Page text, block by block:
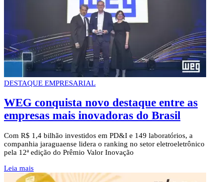
DESTAQUE EMPRESARIAL
WEG conquista novo destaque entre as
empresas mais inovadoras do Brasil
Com R$ 1,4 bilhão investidos em PD&I e 149 laboratórios, a
companhia jaraguaense lidera o ranking no setor eletroeletrônico
pela 12ª edição do Prêmio Valor Inovação
Leia mais